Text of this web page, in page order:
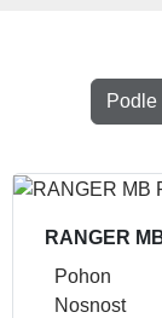
Podle
RANGER
Pohon
Nosnost